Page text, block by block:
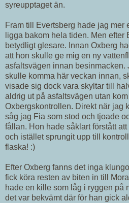
syreupptaget än.
Fram till Evertsberg hade jag mer
ligga bakom hela tiden. Men efter
betydligt glesare. Innan Oxberg
att hon skulle ge mig en ny
asfaltsvägen innan besinmacken.
skulle komma här veckan innan,
visade sig dock vara skyltar till
aldrig ut på asfaltsvägen utan kom
Oxbergskontrollen. Direkt när jag
såg jag Fia som stod och tjoade
fållan. Hon hade såklart förstått
och istället sprungit upp till
flaska! :)
Efter Oxberg fanns det inga
fick köra resten av biten in till
hade en kille som låg i ryggen på
det var bekvämt där för han gick